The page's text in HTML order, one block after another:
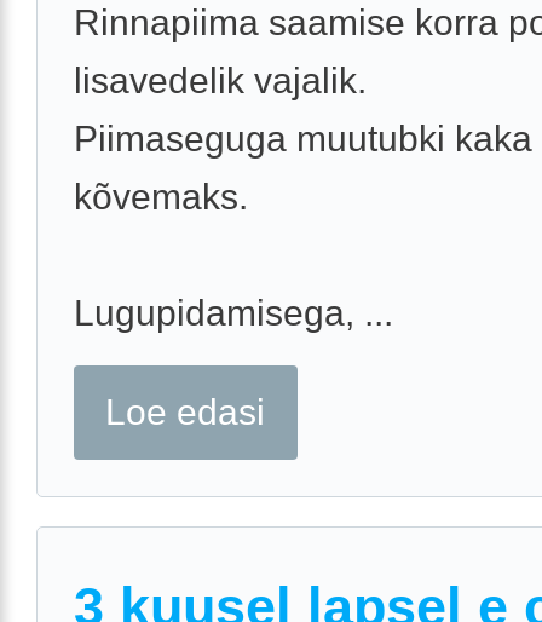
Rinnapiima saamise korra
lisavedelik vajalik.
Piimaseguga muutubki kaka
kõvemaks.
Lugupidamisega, ...
Loe edasi
3 kuusel lapsel e